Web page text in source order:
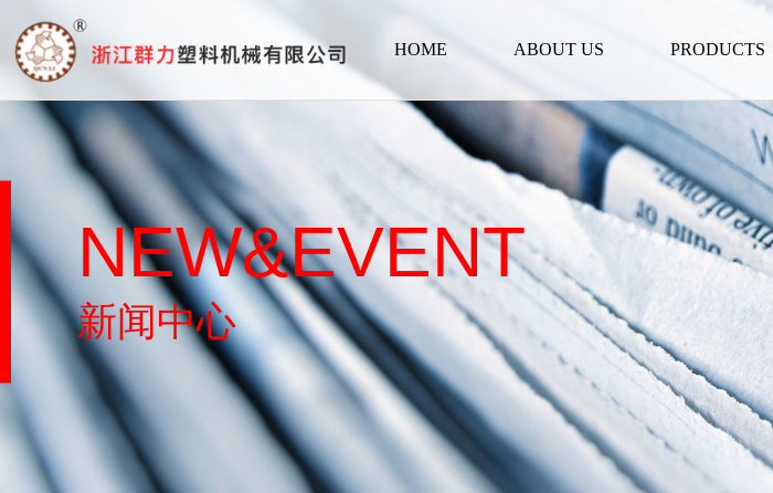
HOME ABOUT US PRODUCTS
NEW&EVENT
新闻中心